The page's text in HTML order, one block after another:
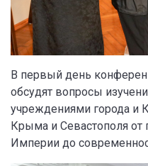
В первый день
обсудят вопросы
учреждениями города и
Крыма и Севастополя от
Империи до